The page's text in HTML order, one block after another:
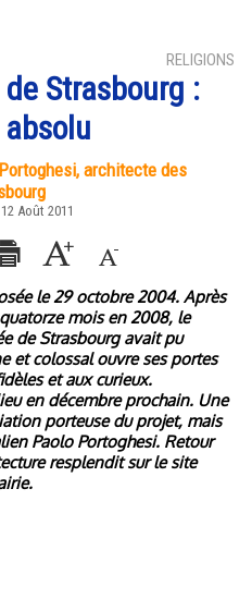
RELIGIONS
Strasbourg :
architecte des
Août 2011
le 29 octobre 2004. Après
mois en 2008, le
de Strasbourg avait pu
et colossal ouvre ses portes
et aux curieux.
en décembre prochain. Une
porteuse du projet, mais
Paolo Portoghesi. Retour
resplendit sur le site